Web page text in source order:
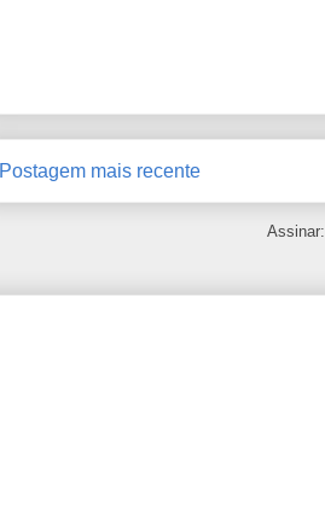
Postagem mais recente
Assinar: